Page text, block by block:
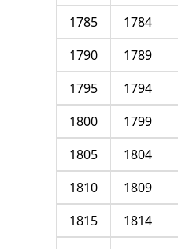
1784
1785
1789
1790
1794
1795
1799
1800
1804
1805
1809
1810
1814
1815